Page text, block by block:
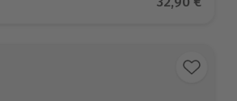
basierend auf 1 Bewertungen